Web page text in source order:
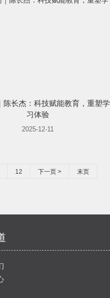
陈长杰：科技赋能教育，重塑学
习体验
2025-12-11
12 下一页 > 末页